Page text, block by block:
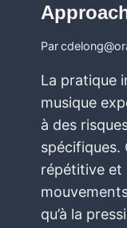
Par
La pratique
musique
à des
spécifiques.
répétitive et
qu’à la